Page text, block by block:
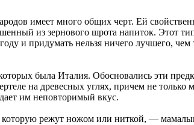
имеет много общих черт. Ей
из зернового шрота напиток. Этот
и придумать нельзя ничего лучшего,
была Италия. Обосновались эти
на древесных углях, причем не только
им неповторимый вкус.
режут ножом или ниткой, —